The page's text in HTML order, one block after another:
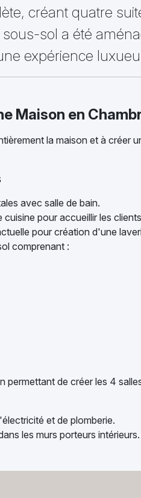
créant quatre
sol a été
expérience
Maison en
la maison et à créer
avec salle de bain.
pour accueillir les
pour création d'une
comprenant :
permettant de créer les 4
et de plomberie.
les murs porteurs intérieurs.